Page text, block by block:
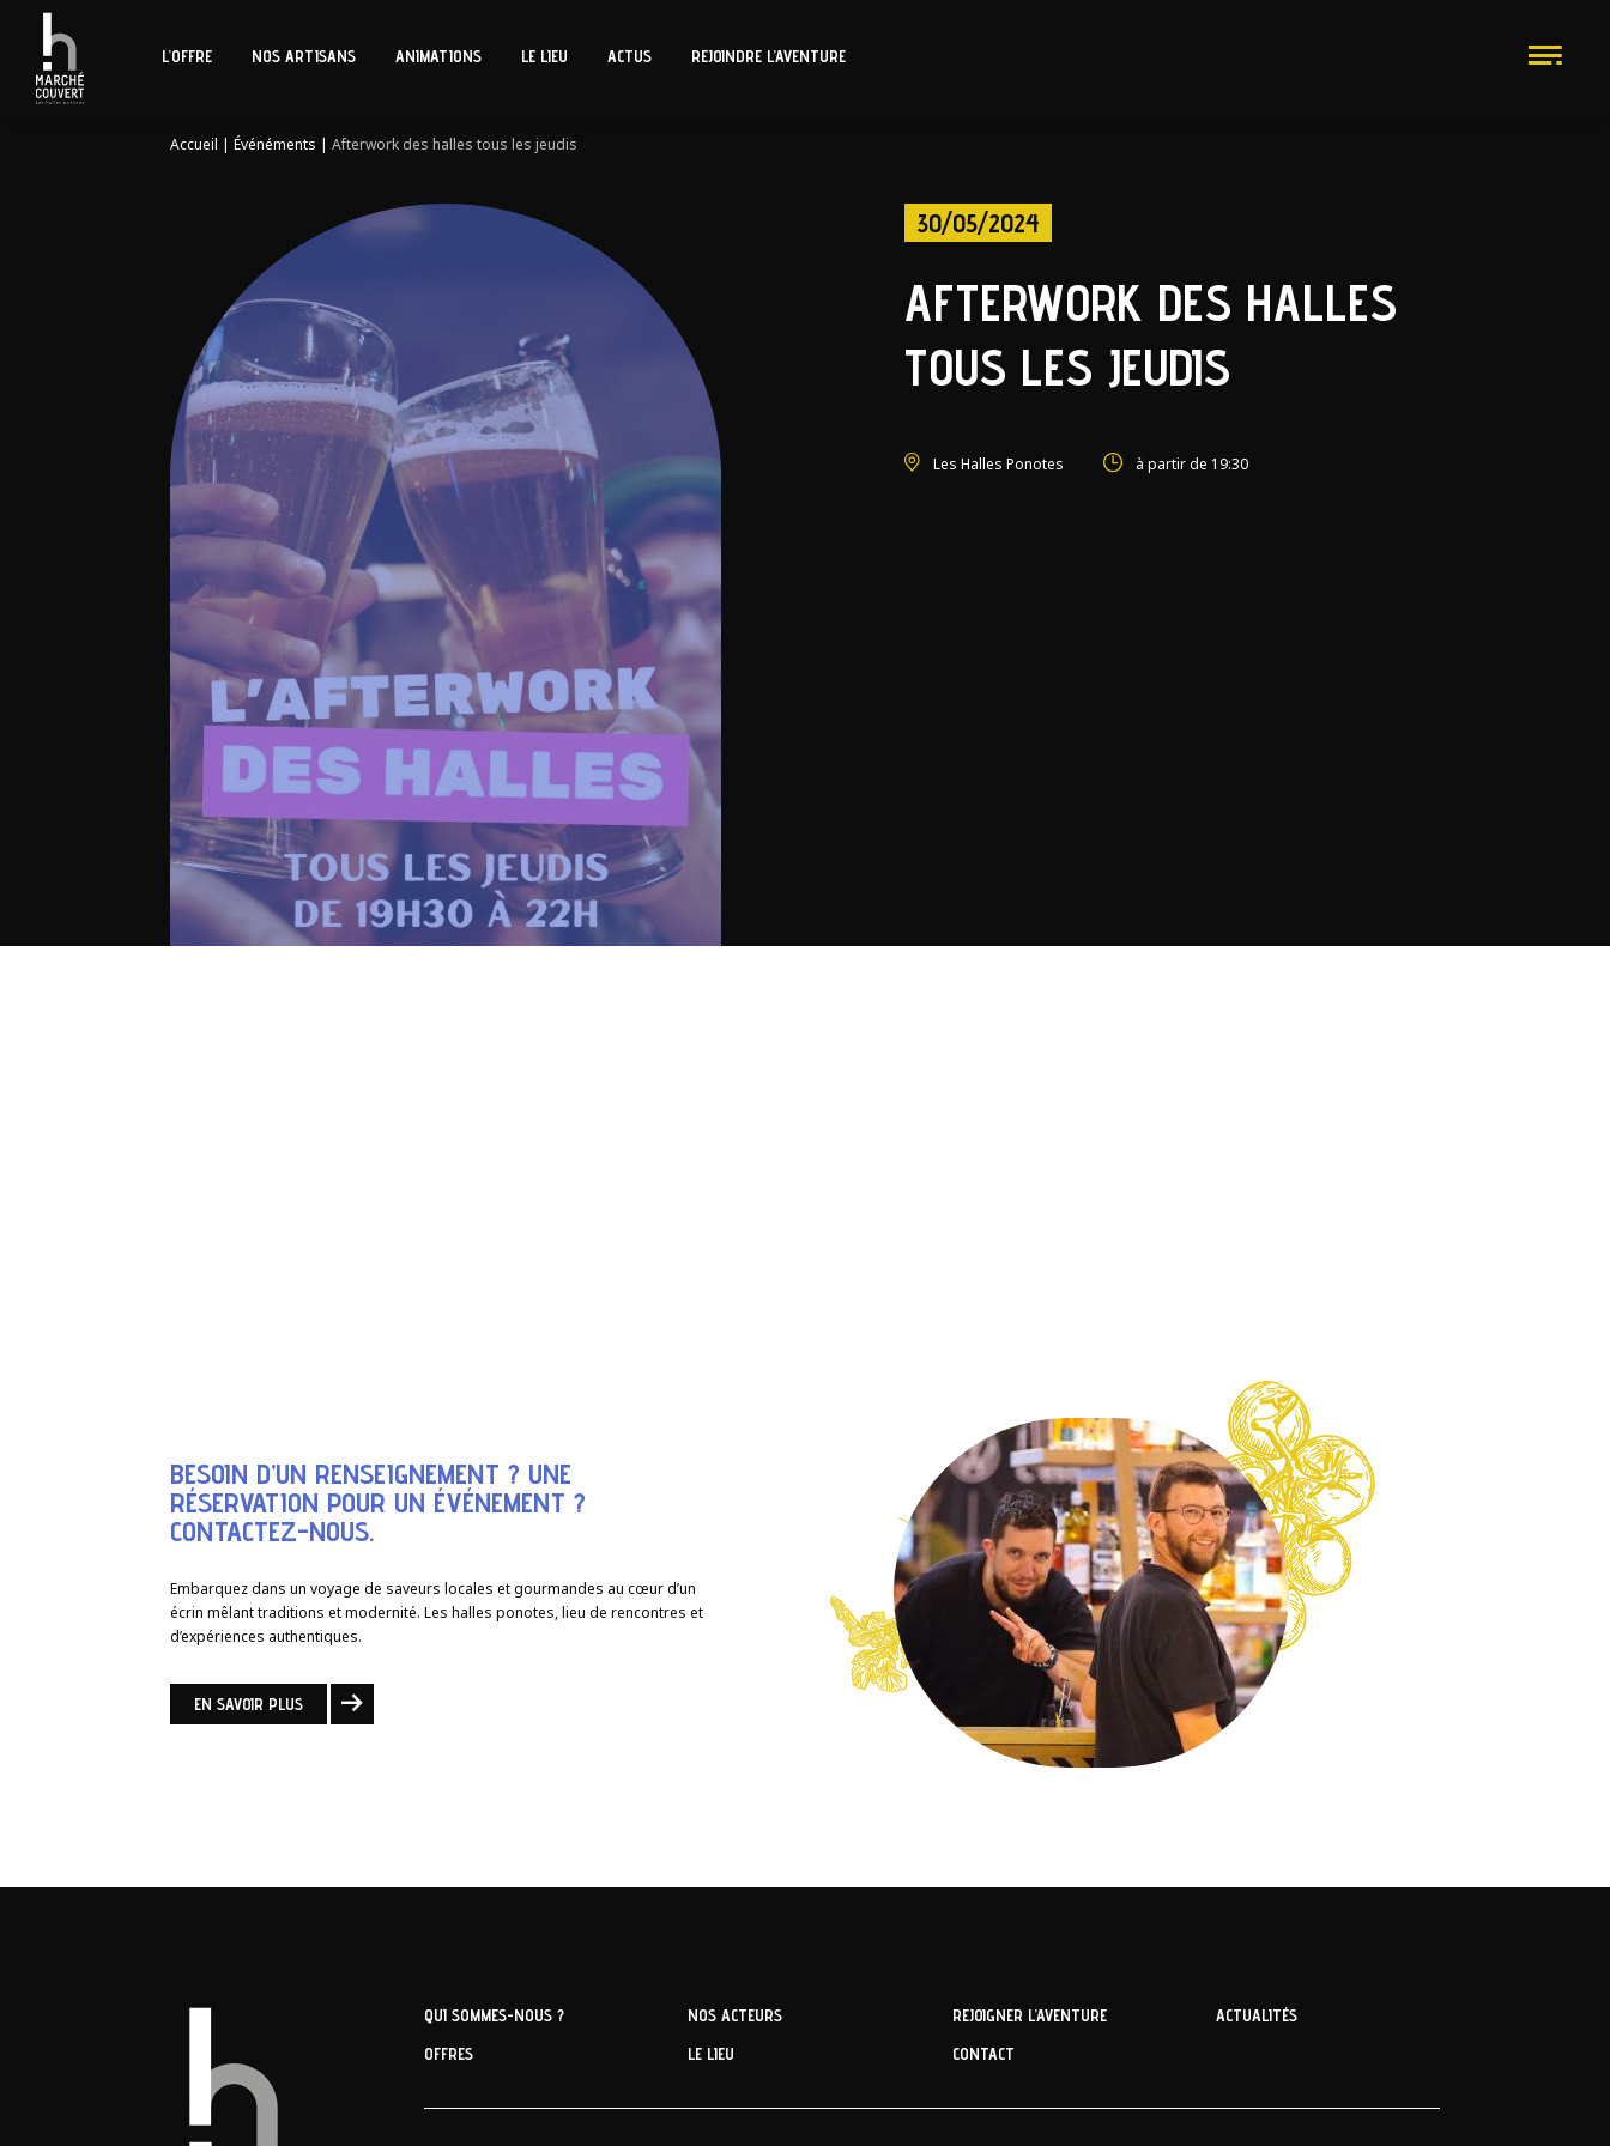
L’OFFRE NOS ARTISANS ANIMATIONS LE LIEU ACTUS REJOINDRE L’AVENTURE
Accueil | Événéments | Afterwork des halles tous les jeudis
30/05/2024
AFTERWORK DES HALLES
TOUS LES JEUDIS
Les Halles Ponotes à partir de 19:30
BESOIN D’UN RENSEIGNEMENT ? UNE
RÉSERVATION POUR UN ÉVÉNEMENT ?
CONTACTEZ-NOUS.
Embarquez dans un voyage de saveurs locales et gourmandes au cœur d’un
écrin mêlant traditions et modernité. Les halles ponotes, lieu de rencontres et
d’expériences authentiques.
EN SAVOIR PLUS
QUI SOMMES-NOUS ? NOS ACTEURS REJOIGNER L’AVENTURE
ACTUALITÉS
OFFRES
LE LIEU CONTACT